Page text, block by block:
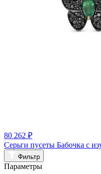
80 262 ₽
Серьги пусеты Бабочка с
Фильтр
Параметры